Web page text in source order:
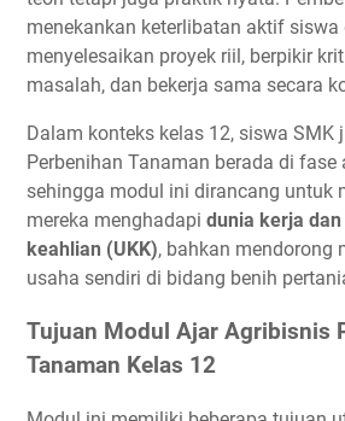
menekankan keterlibatan aktif siswa
menyelesaikan proyek riil, berpikir
masalah, dan bekerja sama secara
Dalam konteks kelas 12, siswa SMK
Perbenihan Tanaman berada di fase
sehingga modul ini dirancang untuk
mereka menghadapi dunia kerja
keahlian (UKK), bahkan mendorong
usaha sendiri di bidang benih
Tujuan Modul Ajar Agribisnis
Tanaman Kelas 12